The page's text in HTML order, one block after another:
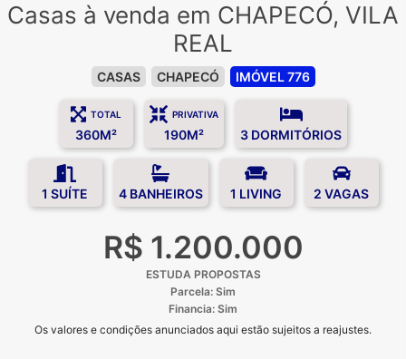
Casas à venda em CHAPECÓ, VILA
REAL
CASAS CHAPECÓ IMÓVEL 776
TOTAL
360M²
PRIVATIVA
190M² 3 DORMITÓRIOS
1 SUÍTE 4 BANHEIROS 1 LIVING 2 VAGAS
R$ 1.200.000
ESTUDA PROPOSTAS
Parcela: Sim
Financia: Sim
Os valores e condições anunciados aqui estão sujeitos a reajustes.